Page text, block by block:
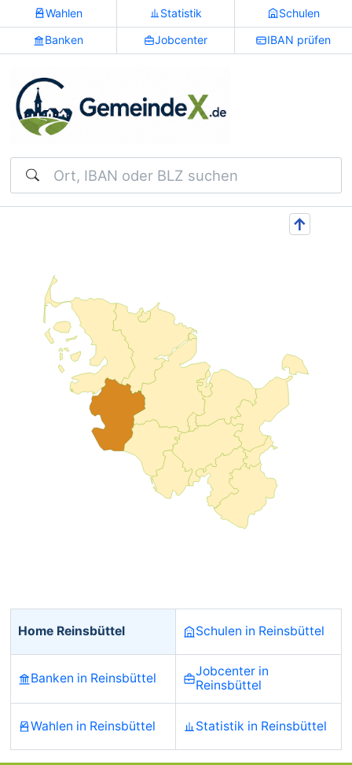
Wahlen Statistik Schulen
Banken Jobcenter IBAN prüfen
Suchen
↑
Home Reinsbüttel Schulen in Reinsbüttel
Banken in Reinsbüttel
Jobcenter in
Reinsbüttel
Wahlen in Reinsbüttel Statistik in Reinsbüttel